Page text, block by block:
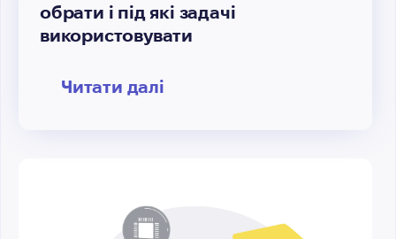
обрати і під які задачі
використовувати
Читати далі